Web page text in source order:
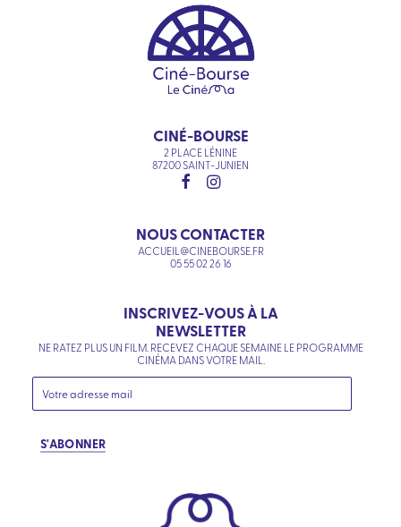
CINÉ-BOURSE
2 PLACE LÉNINE
87200 SAINT-JUNIEN
NOUS CONTACTER
ACCUEIL@CINEBOURSE.FR
05 55 02 26 16
INSCRIVEZ-VOUS À LA
NEWSLETTER
NE RATEZ PLUS UN FILM. RECEVEZ CHAQUE SEMAINE LE PROGRAMME
CINÉMA DANS VOTRE MAIL.
S'ABONNER